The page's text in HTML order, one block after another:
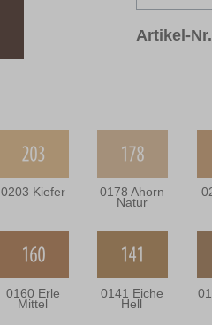
0203 Kiefer 0178 Ahorn
Natur
0160 Erle
Mittel
0141 Eiche
Hell
Artikel-